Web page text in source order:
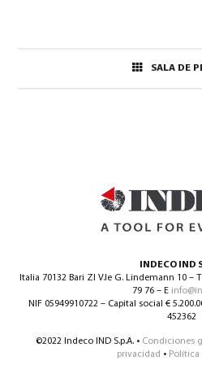
SALA DE
INDECO IND
Italia 70132 Bari ZI V.le G. Lindemann 10 –
79 76 – E
NIF 05949910722 – Capital social €
452362
©2022 Indeco IND S.p.A. • Condiciones
privacidad •